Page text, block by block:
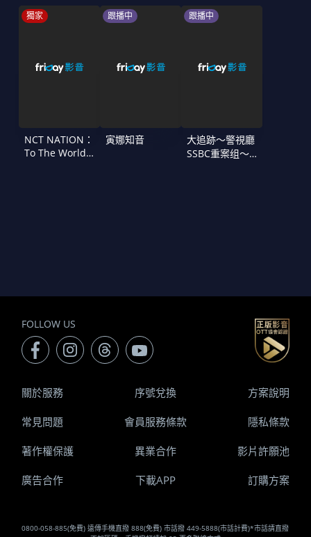
獨家
NCT NATION：
To The World
跟播中
寅娜知音
跟播中
大追跡〜警視廳
SSBC重案组〜
FOLLOW US
0800-058-885(免費) 遠傳手機直撥 888(免費) 市話撥 449-5888(市話計費)*市話請直撥
關於服務 序號兌換 方案說明
常見問題 會員服務條款 隱私條款
著作權保護 異業合作 影片許願池
廣告合作 下載APP 訂購方案